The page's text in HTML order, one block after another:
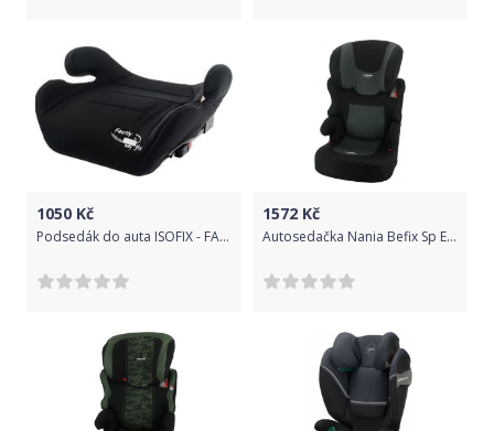
1050 Kč
Podsedák do auta ISOFIX - FASTLY černý - EuroBaby
1572 Kč
Autosedačka Nania Befix Sp Evazion, Černá